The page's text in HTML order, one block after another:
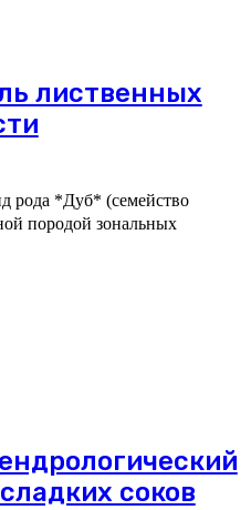
лиственных
рода *Дуб* (семейство
породой зональных
соков